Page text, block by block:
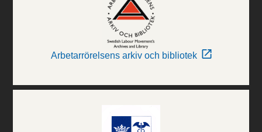
Arbetarrörelsens arkiv och bibliotek